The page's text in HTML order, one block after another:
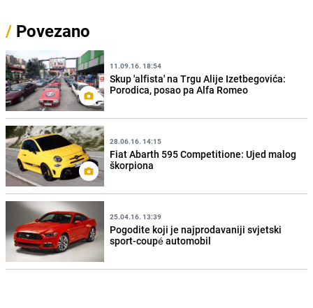
/ Povezano
11.09.16. 18:54
Skup 'alfista' na Trgu Alije Izetbegovića:
Porodica, posao pa Alfa Romeo
28.06.16. 14:15
Fiat Abarth 595 Competitione: Ujed malog
škorpiona
25.04.16. 13:39
Pogodite koji je najprodavaniji svjetski
sport-coupé automobil